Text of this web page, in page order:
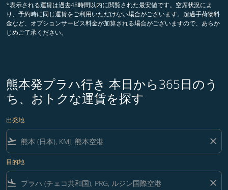
*表示される運賃は過去48時間以内に閲覧された最安値です。空席状況によ
り、予約時に同じ運賃をご利用いただけない場合がございます。超過手荷物料
金など、オプションサービス料金が加算される場合がございますので、あらか
じめご了承ください。
熊本発プラハ行き 本日から365日のう
ち、おトクな運賃を探す
出発地
flight_takeoff close
目的地
flight_land close